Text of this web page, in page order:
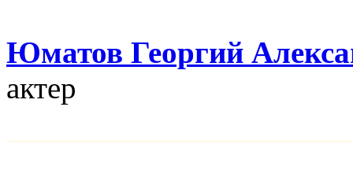
Юматов Георгий
актер